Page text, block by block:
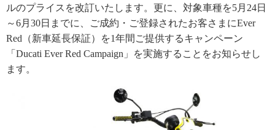
ルのプライスを改訂いたします。更に、対象車種を5月24日
～6月30日までに、ご成約・ご登録されたお客さまにEver
Red（新車延長保証）を1年間ご提供するキャンペーン
「Ducati Ever Red Campaign」を実施することをお知らせし
ます。